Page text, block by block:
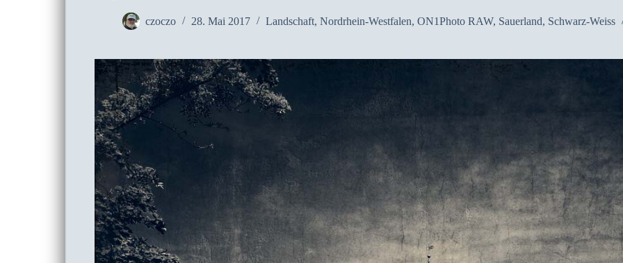
czoczo 28. Mai 2017 Landschaft, Nordrhein-Westfalen, ON1Photo RAW, Sauerland, Schwarz-Weiss